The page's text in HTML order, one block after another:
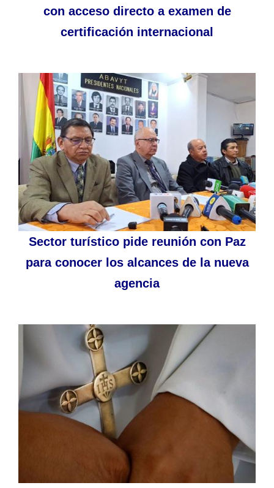
con acceso directo a examen de
certificación internacional
Sector turístico pide reunión con Paz
para conocer los alcances de la nueva
agencia